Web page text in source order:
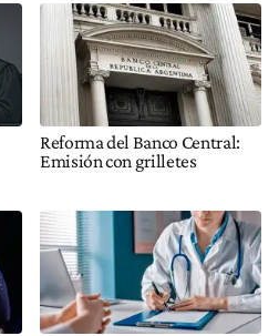
Reforma del Banco Central:
Emisión con grilletes